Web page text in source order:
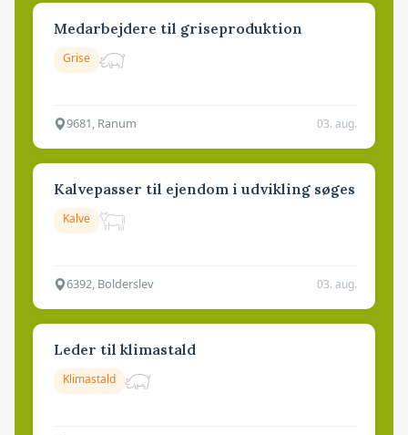
Medarbejdere til griseproduktion
Grise
9681, Ranum 03. aug.
Kalvepasser til ejendom i udvikling søges
Kalve
6392, Bolderslev 03. aug.
Leder til klimastald
Klimastald